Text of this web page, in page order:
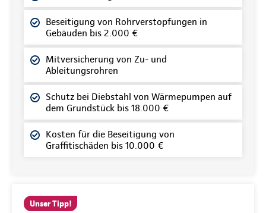
Beseitigung von Rohrverstopfungen in
Gebäuden bis 2.000 €
Mitversicherung von Zu- und
Ableitungsrohren
Schutz bei Diebstahl von Wärmepumpen auf
dem Grundstück bis 18.000 €
Kosten für die Beseitigung von
Graffitischäden bis 10.000 €
Unser Tipp!